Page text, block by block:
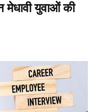
मेधावी युवाओं की